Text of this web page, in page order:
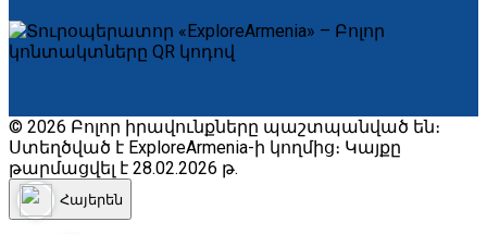
© 2026 Բոլոր իրավունքները պաշտպանված են։
Ստեղծված է ExploreArmenia-ի կողմից։ Կայքը
թարմացվել է 28.02.2026 թ.
Հայերեն